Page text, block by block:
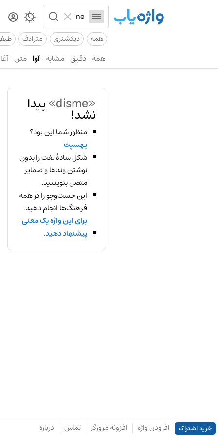
همه دیکشنری مترادف
همه دقیق مشابه آوا متن
«disme» پیدا
نشد!
منظور شما این بود؟
یهسپث
شکل سادهٔ لغت را بدون
نوشتن وندها و ضمایر
متصل بنویسید.
این جست‌وجو را در همه
فرهنگ‌ها انجام دهید.
برای این واژه یک معنی
پیشنهاد دهید.
خرید اشتراک افزودن واژه افزونه مرورگر تماس درباره